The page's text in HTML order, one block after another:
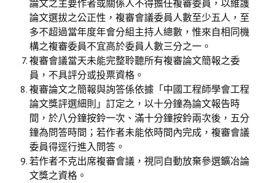
重要章則
論文評選辦法
學生獎勵金申請辦法
盧善棟獎學金評選辦法
鑛冶期刊徵稿
鑛冶論文獎初選作業細則
鑛冶論文獎複審作業細則
論文之主要作者或關係人不得擔任複審委員，以維護
論文選拔之公正性，複審會議委員人數至少五人，至
多不超過當年度年會分組主持人總數，惟來自相同機
構之複審委員不宜高於委員人數三分之一。
複審會議當天未能完整聆聽所有複審論文簡報之委
員，不具評分或投票資格。
複審論文之簡報與詢答係依據「中國工程師學會工程
論文獎評選細則」訂定之，以十分鐘為論文報告時
間，於八分鐘按鈴一次、滿十分鐘按鈴兩次後，五分
鐘為問答時間；若作者未能依時間內完成，複審會議
委員得逕行進入問答。
若作者不克出席複審會議，視同自動放棄參選鑛冶論
文獎之資格。